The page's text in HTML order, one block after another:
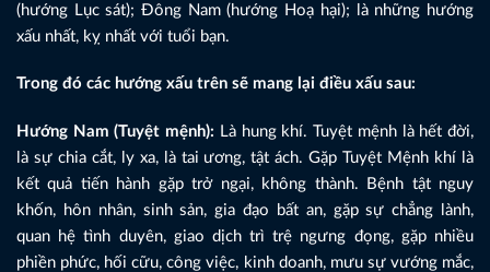
(hướng Lục sát); Đông Nam (hướng Hoạ hại); là những hướng
xấu nhất, kỵ nhất với tuổi bạn.
Trong đó các hướng xấu trên sẽ mang lại điều xấu sau:
Hướng Nam (Tuyệt mệnh): Là hung khí. Tuyệt mệnh là hết đời,
là sự chia cắt, ly xa, là tai ương, tật ách. Gặp Tuyệt Mệnh khí là
kết quả tiến hành gặp trở ngại, không thành. Bệnh tật nguy
khốn, hôn nhân, sinh sản, gia đạo bất an, gặp sự chẳng lành,
quan hệ tình duyên, giao dịch trì trệ ngưng đọng, gặp nhiều
phiền phức, hối cữu, công việc, kinh doanh, mưu sự vướng mắc,